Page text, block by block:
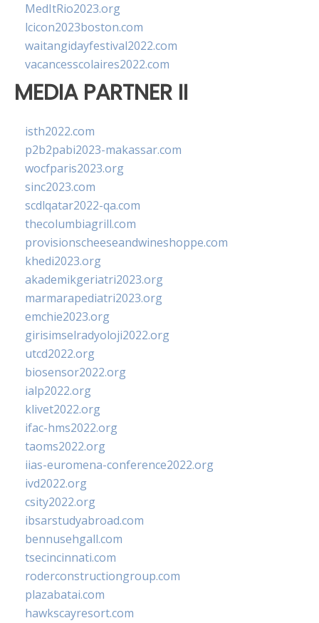
MedItRio2023.org
lcicon2023boston.com
waitangidayfestival2022.com
vacancesscolaires2022.com
MEDIA PARTNER II
isth2022.com
p2b2pabi2023-makassar.com
wocfparis2023.org
sinc2023.com
scdlqatar2022-qa.com
thecolumbiagrill.com
provisionscheeseandwineshoppe.com
khedi2023.org
akademikgeriatri2023.org
marmarapediatri2023.org
emchie2023.org
girisimselradyoloji2022.org
utcd2022.org
biosensor2022.org
ialp2022.org
klivet2022.org
ifac-hms2022.org
taoms2022.org
iias-euromena-conference2022.org
ivd2022.org
csity2022.org
ibsarstudyabroad.com
bennusehgall.com
tsecincinnati.com
roderconstructiongroup.com
plazabatai.com
hawkscayresort.com